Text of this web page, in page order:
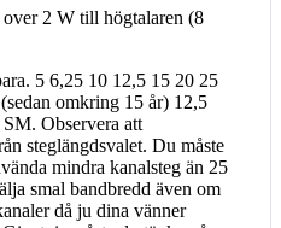
2 W till högtalaren (8
5 6,25 10 12,5 15 20 25
omkring 15 år) 12,5
Observera att
steglängdsvalet. Du måste
mindra kanalsteg än 25
smal bandbredd även om
då ju dina vänner